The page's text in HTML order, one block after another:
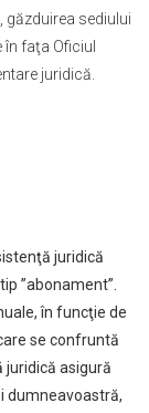
sediului
faţa Oficiul
juridică.
juridică
”abonament”.
în funcţie de
se confruntă
asigură
dumneavoastră,